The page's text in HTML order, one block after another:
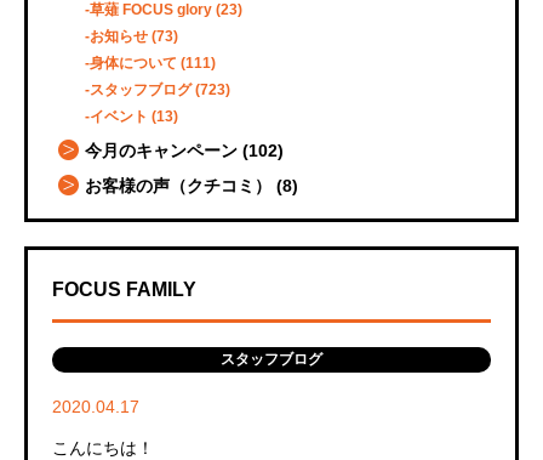
草薙 FOCUS glory (23)
お知らせ (73)
身体について (111)
スタッフブログ(723)
イベント (13)
今月のキャンペーン (102)
お客様の声（クチコミ）
(8)
FOCUS FAMILY
スタッフブログ
2020.04.17
こんにちは！